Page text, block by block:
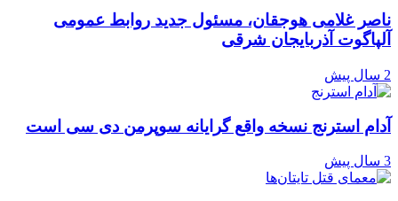
ناصر غلامی هوجقان، مسئول جدید روابط عمومی
آلپاگوت آذربایجان شرقی
2 سال پیش
آدام استرنج نسخه واقع گرایانه سوپرمن دی سی است
3 سال پیش